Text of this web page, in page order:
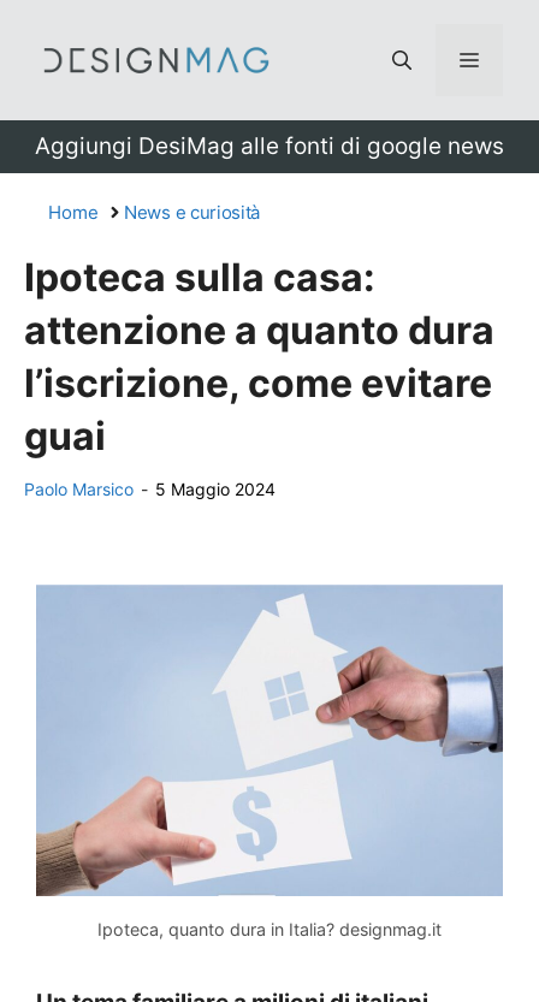
Menu
Aggiungi DesiMag alle fonti di google news
Home News e curiosità
Ipoteca sulla casa:
attenzione a quanto dura
l’iscrizione, come evitare
guai
Paolo Marsico - 5 Maggio 2024
Ipoteca, quanto dura in Italia? designmag.it